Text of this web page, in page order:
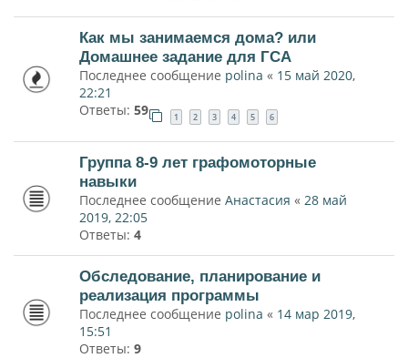
Как мы занимаемся дома? или
Домашнее задание для ГСА
Последнее сообщение polina « 15 май 2020,
22:21
Ответы: 59 1 2 3 4 5 6
Группа 8-9 лет графомоторные
навыки
Последнее сообщение Анастасия « 28 май
2019, 22:05
Ответы: 4
Обследование, планирование и
реализация программы
Последнее сообщение polina « 14 мар 2019,
15:51
Ответы: 9